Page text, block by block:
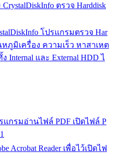
ตรวจ Harddisk
โปรแกรมตรวจ Har
ภูมิเครื่อง ความเร็ว หาสาเหต
Internal และ External HDD ไ
รแกรมอ่านไฟล์ PDF เปิดไฟล์ P
Acrobat Reader เพื่อไว้เปิดไฟ